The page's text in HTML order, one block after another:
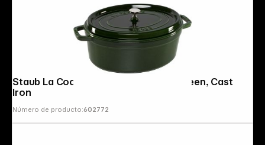
Staub La Cocotte 33cm oval, Basil Green, Cast
Iron
Número de producto:602772